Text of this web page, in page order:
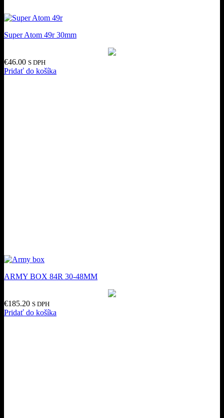
Super Atom 49r 30mm
€46.00 S DPH
Pridať do košíka
ARMY BOX 84R 30-48MM
€185.20 S DPH
Pridať do košíka